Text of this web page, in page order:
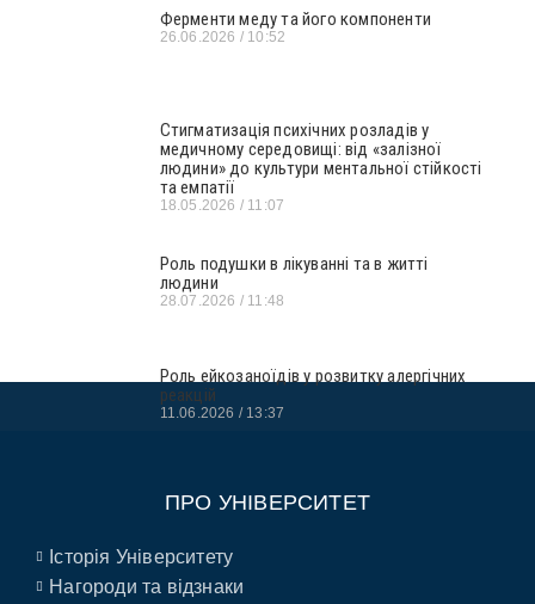
Ферменти меду та його компоненти
26.06.2026 10:52
Стигматизація психічних розладів у
медичному середовищі: від «залізної
людини» до культури ментальної стійкості
та емпатії
18.05.2026 11:07
Роль подушки в лікуванні та в житті
людини
28.07.2026 11:48
Роль ейкозаноїдів у розвитку алергічних
реакцій
11.06.2026 13:37
ПРО УНІВЕРСИТЕТ
Історія Університету
Нагороди та відзнаки